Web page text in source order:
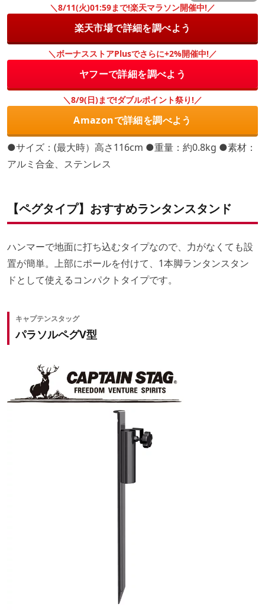
＼8/11(火)01:59まで!楽天マラソン開催中!／
楽天市場で詳細を調べよう
＼ボーナスストアPlusでさらに+2%開催中!／
ヤフーで詳細を調べよう
＼8/9(日)まで!ダブルポイント祭り!／
Amazonで詳細を調べよう
●サイズ：(最大時）高さ116cm ●重量：約0.8kg ●素材：
アルミ合金、ステンレス
【ペグタイプ】おすすめランタンスタンド
ハンマーで地面に打ち込むタイプなので、力がなくても設
置が簡単。上部にポールを付けて、1本脚ランタンスタン
ドとして使えるコンパクトタイプです。
キャプテンスタッグ
パラソルペグV型